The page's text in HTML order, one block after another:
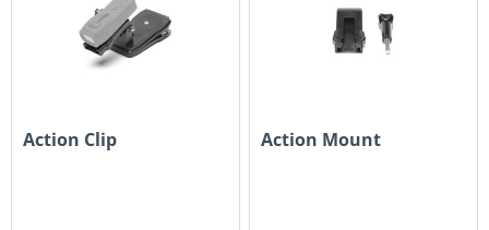
Action Clip Action Mount